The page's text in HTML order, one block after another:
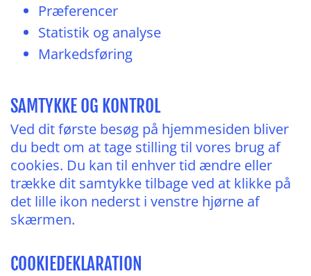
Præferencer
Statistik og analyse
Markedsføring
SAMTYKKE OG KONTROL
Ved dit første besøg på hjemmesiden bliver
du bedt om at tage stilling til vores brug af
cookies. Du kan til enhver tid ændre eller
trække dit samtykke tilbage ved at klikke på
det lille ikon nederst i venstre hjørne af
skærmen.
COOKIEDEKLARATION